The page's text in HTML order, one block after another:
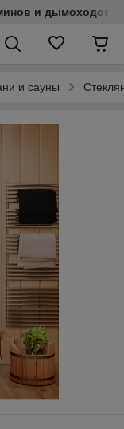
и дымоходов
и сауны